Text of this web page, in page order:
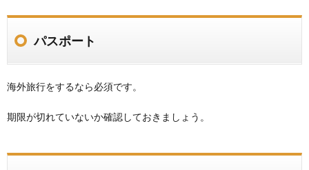
パスポート
海外旅行をするなら必須です。
期限が切れていないか確認しておきましょう。